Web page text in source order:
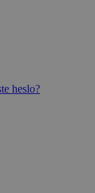
heslo?